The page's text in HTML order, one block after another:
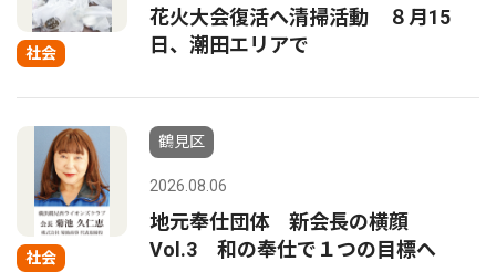
社会
花火大会復活へ清掃活動 ８月15
日、潮田エリアで
社会
鶴見区
2026.08.06
地元奉仕団体 新会長の横顔
Vol.3 和の奉仕で１つの目標へ